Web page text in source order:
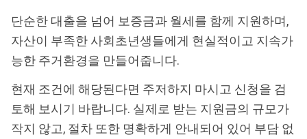
단순한 대출을 넘어 보증금과 월세를 함께 지원하며,
자산이 부족한 사회초년생들에게 현실적이고 지속가
능한 주거환경을 만들어줍니다.
현재 조건에 해당된다면 주저하지 마시고 신청을 검
토해 보시기 바랍니다. 실제로 받는 지원금의 규모가
작지 않고, 절차 또한 명확하게 안내되어 있어 부담 없